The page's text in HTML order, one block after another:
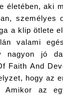
életében, aki
személyes
a klip ötlete
valami
nagyon jó
Faith And
hogy az
Amikor az